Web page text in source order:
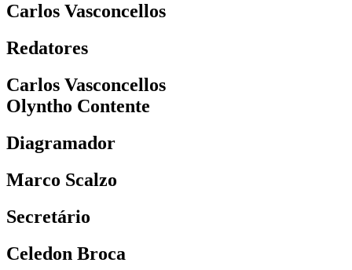
Carlos Vasconcellos
Redatores
Carlos Vasconcellos
Olyntho Contente
Diagramador
Marco Scalzo
Secretário
Celedon Broca